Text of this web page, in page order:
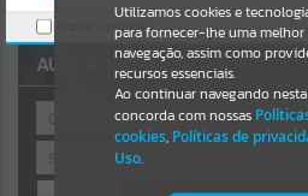
Por favor,
NOTÍCIAS
Por favor,
AUTOATENDIMENTO
Utilizamos cookies e
para fornecer-lhe uma melhor
navegação, assim como
recursos essenciais.
Ao continuar navegando
concorda com nossas
cookies, Políticas de
Uso.
Marcar como lido.